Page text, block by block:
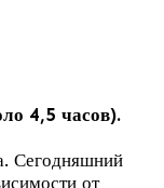
4,5 часов).
Сегодняшний
от